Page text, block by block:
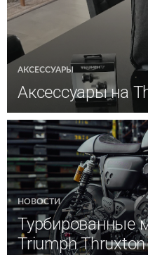
АКСЕССУАРЫ
Аксессуары на
НОВОСТИ
Турбированные
Triumph Thruxton